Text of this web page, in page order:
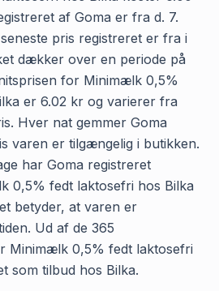
af Goma er fra d. 7.
pris registreret er fra i
dækker over en periode på
for Minimælk 0,5%
er 6.02 kr og varierer fra
Hver nat gemmer Goma
varen er tilgængelig i butikken.
har Goma registreret
0,5% fedt laktosefri hos Bilka
betyder, at varen er
Ud af de 365
Minimælk 0,5% fedt laktosefri
som tilbud hos Bilka.